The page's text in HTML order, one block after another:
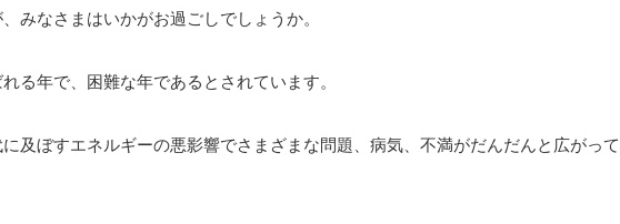
みなさまはいかがお過ごしでしょうか。
る年で、困難な年であるとされています。
及ぼすエネルギーの悪影響でさまざまな問題、病気、不満がだんだんと広がって